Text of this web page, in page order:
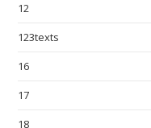
12
123texts
16
17
18